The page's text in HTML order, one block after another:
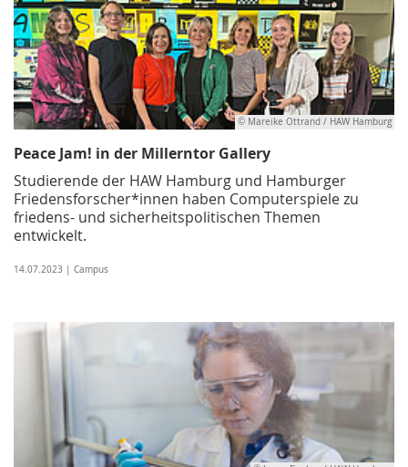
© Mareike Ottrand / HAW Hamburg
Peace Jam! in der Millerntor Gallery
Studierende der HAW Hamburg und Hamburger
Friedensforscher*innen haben Computerspiele zu
friedens- und sicherheitspolitischen Themen
entwickelt.
14.07.2023 | Campus